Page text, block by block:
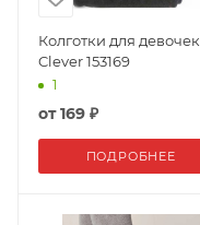
Колготки для девочек
Clever 153169
1
от169 ₽
ПОДРОБНЕЕ